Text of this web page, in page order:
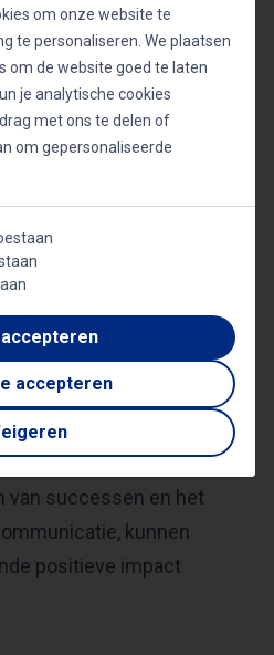
meer erkend als een
Kortekaas stelt dat
begint bij een
omvat niet alleen
maar ook ruimte voor
en autonomie.
creativiteit en algehele
geen eenmalig
proces dat vraagt om
leiders als
consistente stappen te
van successen en het
kunnen
positieve impact
om onze website te
te personaliseren. We plaatsen
om de website goed te laten
je analytische cookies
met ons te delen of
om gepersonaliseerde
accepteren